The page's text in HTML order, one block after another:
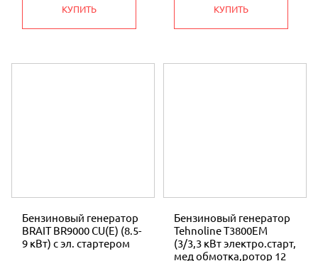
КУПИТЬ КУПИТЬ
Бензиновый генератор
BRAIT BR9000 CU(E) (8.5-
9 кВт) с эл. cтартером
Бензиновый генератор
Tehnoline T3800ЕМ
(3/3,3 кВт электро.старт,
мед обмотка,ротор 12